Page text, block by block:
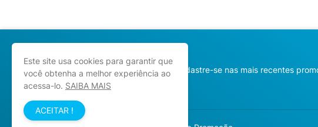
Cadastre-se nas mais recentes
Este site usa cookies para garantir que
você obtenha a melhor experiência ao
acessa-lo. SAIBA MAIS
ACEITAR !